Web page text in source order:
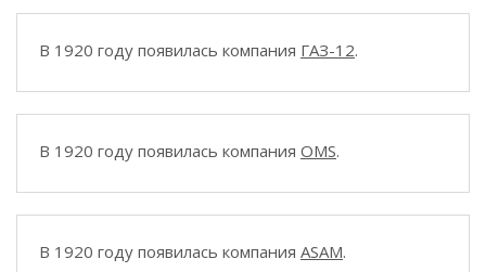
В 1920 году появилась компания ГАЗ-12.
В 1920 году появилась компания OMS.
В 1920 году появилась компания ASAM.